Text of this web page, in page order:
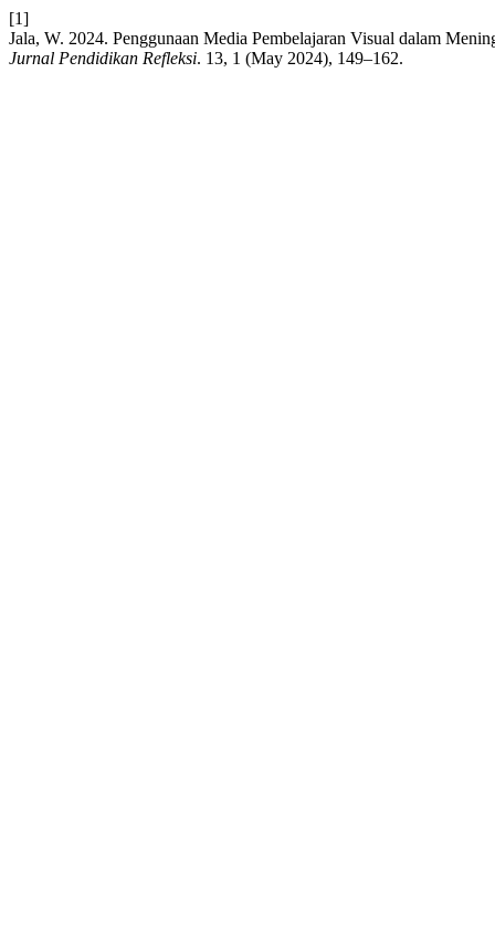
[1]
Jala, W. 2024. Penggunaan Media Pembelajaran Visual dalam
Jurnal Pendidikan Refleksi. 13, 1 (May 2024), 149–162.